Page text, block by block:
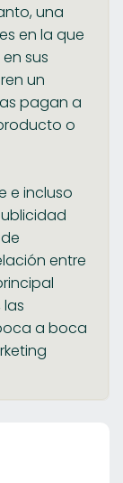
una
en la que
sus
un
pagan a
o
e incluso
entre
a boca